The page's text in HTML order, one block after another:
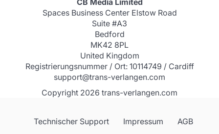
Spaces Business Center Elstow Road
Suite #A3
Bedford
MK42 8PL
United Kingdom
Registrierungsnummer / Ort: 10114749 / Cardiff
support@trans-verlangen.com
Copyright 2026 trans-verlangen.com
Technischer Support Impressum
AGB